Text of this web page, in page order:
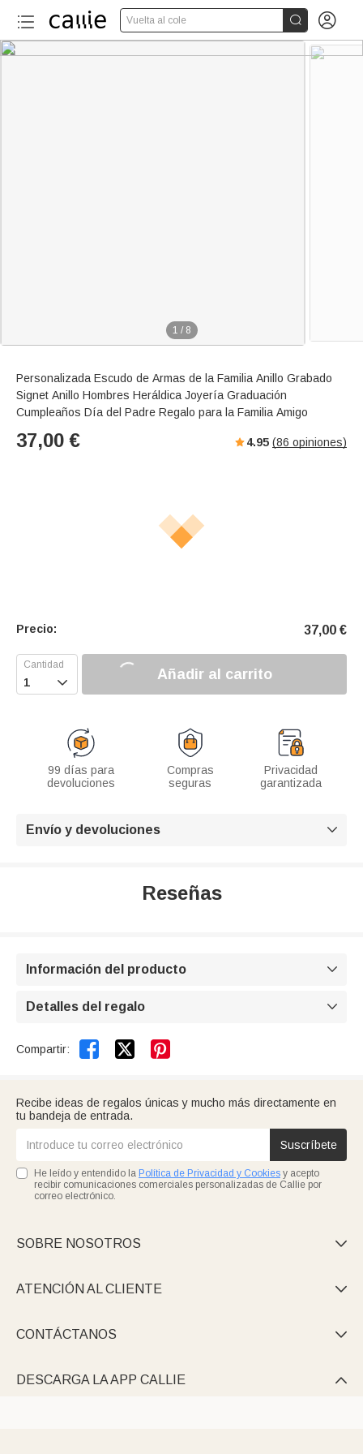
Vuelta al cole  
1 / 8
Personalizada Escudo de Armas de la Familia Anillo Grabado
Signet Anillo Hombres Heráldica Joyería Graduación
Cumpleaños Día del Padre Regalo para la Familia Amigo
37,00 € 4.95 (86 opiniones)
Precio: 37,00 €
 Añadir al carrito
99 días para
devoluciones
Compras
seguras
Privacidad
garantizada
Envío y devoluciones 
Reseñas
Información del producto 
Detalles del regalo 
Compartir:  
Recibe ideas de regalos únicas y mucho más directamente en
tu bandeja de entrada.
Suscríbete
He leído y entendido la Política de Privacidad y Cookies y acepto
recibir comunicaciones comerciales personalizadas de Callie por
correo electrónico.
SOBRE NOSOTROS 
ATENCIÓN AL CLIENTE 
CONTÁCTANOS 
DESCARGA LA APP CALLIE 